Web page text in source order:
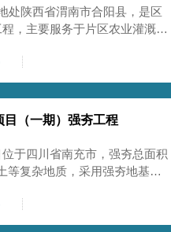
处陕西省渭南市合阳县，是区
，主要服务于片区农业灌溉蓄
地基强夯加固处理，总强夯施
目（一期）强夯工程
于四川省南充市，强夯总面积
等复杂地质，采用强夯地基加
个场地施工区域合理划分为若